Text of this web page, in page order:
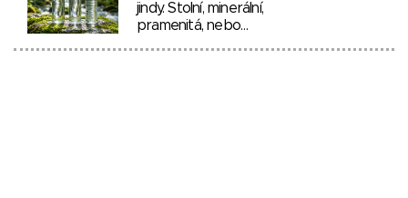
jindy. Stolní, minerální,
pramenitá, nebo…